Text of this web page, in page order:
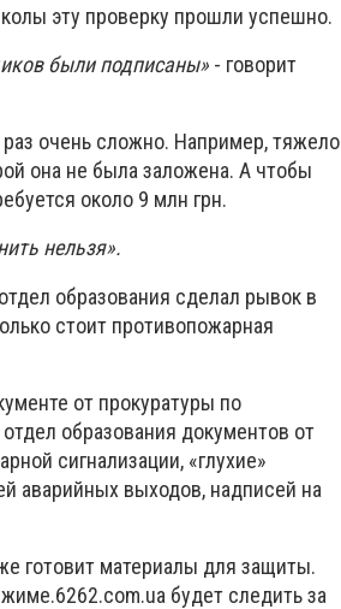
эту проверку прошли успешно.
были подписаны» - говорит
очень сложно. Например, тяжело
она не была заложена. А чтобы
около 9 млн грн.
нельзя».
образования сделал рывок в
стоит противопожарная
от прокуратуры по
образования документов от
сигнализации, «глухие»
аварийных выходов, надписей на
готовит материалы для защиты.
будет следить за